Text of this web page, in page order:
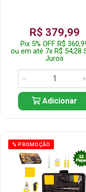
R$ 379,99
Pix 5% OFF R$
ou em até 7x R$ 54,28
Juros
Adicionar
% PROMOÇÃO